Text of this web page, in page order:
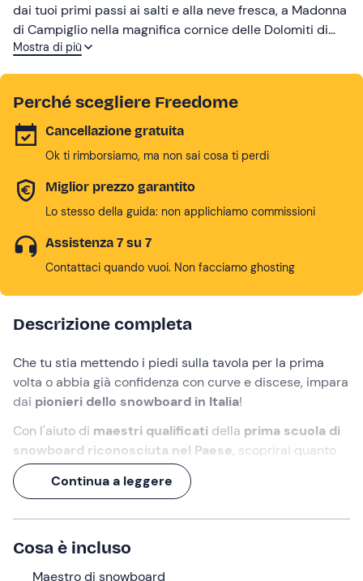
dai tuoi primi passi ai salti e alla neve fresca, a Madonna
di Campiglio nella magnifica cornice delle Dolomiti di
Brenta!
Mostra di più
Perché scegliere Freedome
Cancellazione gratuita
Ok ti rimborsiamo, ma non sai cosa ti perdi
Miglior prezzo garantito
Lo stesso della guida: non applichiamo commissioni
Assistenza 7 su 7
Contattaci quando vuoi. Non facciamo ghosting
Descrizione completa
Che tu stia mettendo i piedi sulla tavola per la prima
volta o abbia già confidenza con curve e discese, impara
dai pionieri dello snowboard in Italia!
Con l'aiuto di maestri qualificati della prima scuola di
snowboard riconosciuta nel Paese, scoprirai quanto
sia divertente e stimolante sfrecciare sulle spettacolari
piste di Madonna di Campiglio
Puoi optare per unalezione individualeper una full
immersion su misura o una
condividere l'avventura
Continua a leggere
Cosa è incluso
Maestro di snowboard